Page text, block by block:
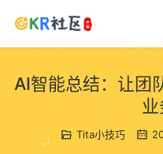
AI智能总结：让团
Tita小技巧